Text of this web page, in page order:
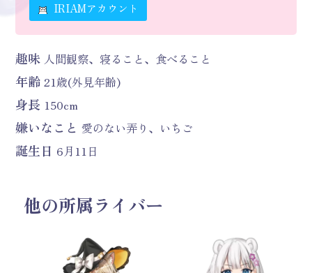
IRIAMアカウント
趣味 人間観察、寝ること、食べること
年齢 21歳(外見年齢)
身長 150cm
嫌いなこと 愛のない弄り、いちご
誕生日 6月11日
他の所属ライバー